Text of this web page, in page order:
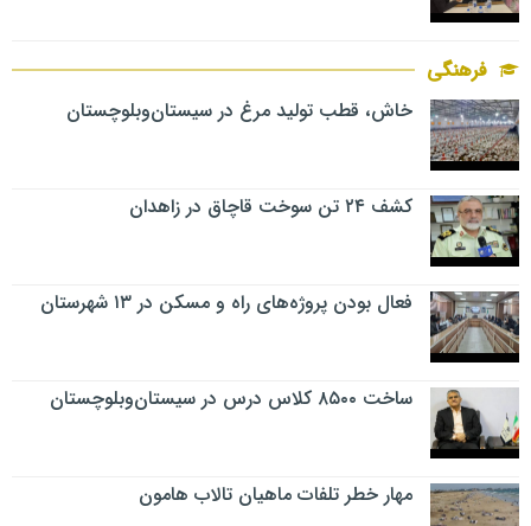
فرهنگی
خاش، قطب تولید مرغ در سیستان‌وبلوچستان
کشف ۲۴ تن سوخت قاچاق در زاهدان
فعال بودن پروژه‌های راه و مسکن در ۱۳ شهرستان
ساخت ۸۵۰۰ کلاس درس در سیستان‌وبلوچستان
مهار خطر تلفات ماهیان تالاب‌ هامون